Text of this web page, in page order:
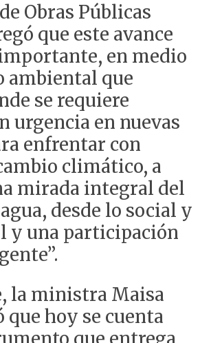
Obras Públicas
que este avance
en medio
ambiental que
se requiere
urgencia en nuevas
enfrentar con
climático, a
mirada integral del
desde lo social y
y una participación
la ministra Maisa
que hoy se cuenta
que entrega